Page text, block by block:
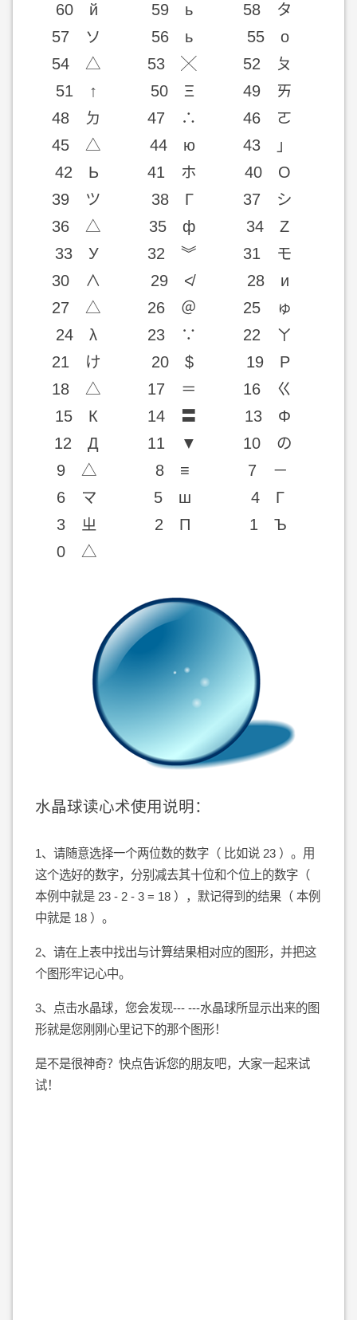
60 й
59 ь
58 タ
57 ソ
56 ь
55 о
54 △
53 ╳
52 ㄆ
51 ↑
50 Ξ
49 ㄞ
48 ㄉ
47 ∴
46 ㄛ
45 △
44 ю
43 」
42 Ь
41 ホ
40 Ο
39 ツ
38 Γ
37 シ
36 △
35 ф
34 Ζ
33 У
32 ︾
31 モ
30 ∧
29 ≮
28 и
27 △
26 ＠
25 ゅ
24 λ
23 ∵
22 ㄚ
21 け
20 $
19 Р
18 △
17 ＝
16 ㄍ
15 К
14 〓
13 Φ
12 Д
11 ▼
10 の
9 △
8 ≡
7 －
6 マ
5 ш
4 Γ
3 ㄓ
2 П
1 Ъ
0 △
水晶球读心术使用说明：
1、请随意选择一个两位数的数字（ 比如说 23 ）。用
这个选好的数字，分别减去其十位和个位上的数字（
本例中就是 23 - 2 - 3 = 18 ），默记得到的结果（ 本例
中就是 18 ）。
2、请在上表中找出与计算结果相对应的图形，并把这
个图形牢记心中。
3、点击水晶球，您会发现--- ---水晶球所显示出来的图
形就是您刚刚心里记下的那个图形！
是不是很神奇？快点告诉您的朋友吧，大家一起来试
试！